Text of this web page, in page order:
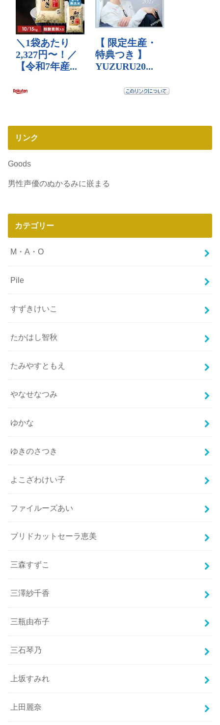
リンク
Goods
男性声優のぬかるみに嵌まる
カテゴリー
M・A・O
Pile
すずきけいこ
たかはし智秋
たみやすともえ
やなせなつみ
ゆかな
ゆきのさつき
よこざわけい子
ファイルーズあい
ブリドカットセーラ恵美
三森すずこ
三澤紗千香
三瓶由布子
三石琴乃
上坂すみれ
上田麗奈